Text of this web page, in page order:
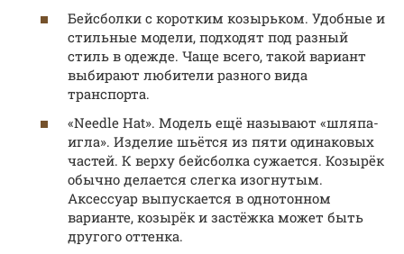
Бейсболки с коротким козырьком. Удобные и
стильные модели, подходят под разный
стиль в одежде. Чаще всего, такой вариант
выбирают любители разного вида
транспорта.
«Needle Hat». Модель ещё называют «шляпа-
игла». Изделие шьётся из пяти одинаковых
частей. К верху бейсболка сужается. Козырёк
обычно делается слегка изогнутым.
Аксессуар выпускается в однотонном
варианте, козырёк и застёжка может быть
другого оттенка.